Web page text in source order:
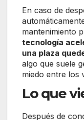
En caso de
mantenimiento
tecnología
una plaza
algo que suele
miedo entre los
Lo que
Después de